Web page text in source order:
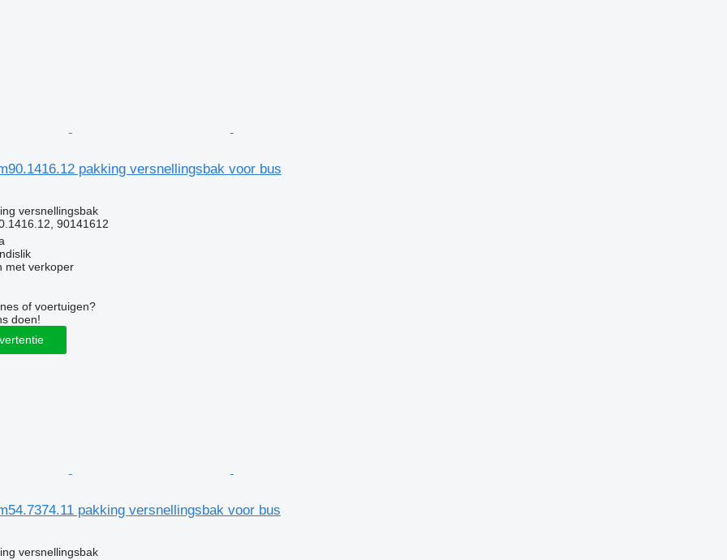
pakking versnellingsbak voor bus
versnellingsbak
90141612
met verkoper
of voertuigen?
doen!
pakking versnellingsbak voor bus
versnellingsbak